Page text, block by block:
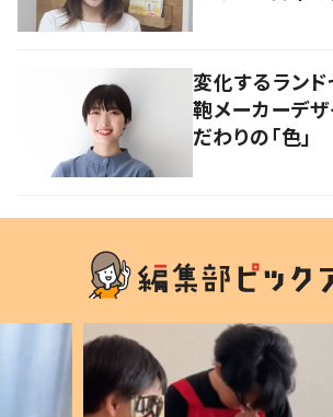
変化するラン
鞄メーカーデ
だわりの「色」